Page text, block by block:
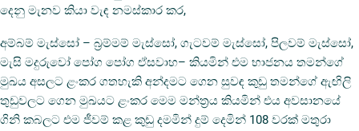
දෙනු මැනව කියා වැඳ නමස්කාර කර,
අම්බම් මැස්සෝ – බ්‍රම්මම් මැස්සෝ, ගැටවම් මැස්සෝ, පිලවම් මැස්සෝ,
මැසි මදුරුවෝ පෝග පෝග ඒසවාහ– කියමින් එම භාජනය තමන්ගේ
මුඛය අසලට ළංකර ගතහැකි අන්දමට ගෙන සුවඳ කුඩු තමන්ගේ ඇඟිලි
තුඩුවලට ගෙන මුඛයට ළංකර මෙම මන්ත්‍රය කියමින් එය අවසානයේ
ගිනි කබලට එම ජීවම් කළ කුඩු දමමින් දුම් දෙමින් 108 වරක් මතුරා